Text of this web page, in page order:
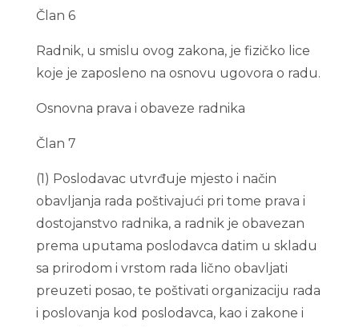
Član 6
Radnik, u smislu ovog zakona, je fizičko lice
koje je zaposleno na osnovu ugovora o radu.
Osnovna prava i obaveze radnika
Član 7
(1) Poslodavac utvrđuje mjesto i način
obavljanja rada poštivajući pri tome prava i
dostojanstvo radnika, a radnik je obavezan
prema uputama poslodavca datim u skladu
sa prirodom i vrstom rada lično obavljati
preuzeti posao, te poštivati organizaciju rada
i poslovanja kod poslodavca, kao i zakone i